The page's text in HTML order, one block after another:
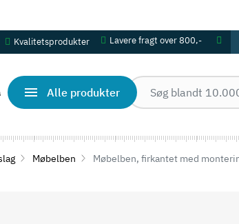
Kvalitetsprodukter Lavere fragt over 800,-
Alle produkter
Møbelben Møbelben, firkantet med